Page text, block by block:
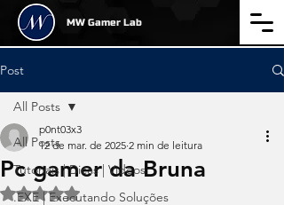
MW Gamer Lab
Post
All Posts
Tutoriais | Dicas | Videos
.EXE | Executando Soluções
All Posts
Pc gamer da Bruna
p0nt03x3
12 de mar. de 2025 2 min de leitura
Avaliado com NaN de 5 estrelas.